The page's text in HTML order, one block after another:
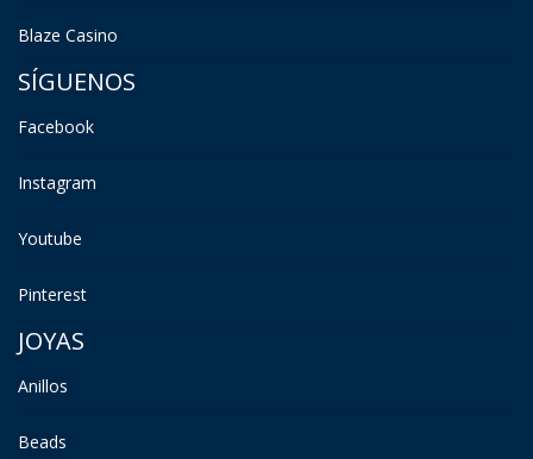
Blaze Casino
SÍGUENOS
Facebook
Instagram
Youtube
Pinterest
JOYAS
Anillos
Beads